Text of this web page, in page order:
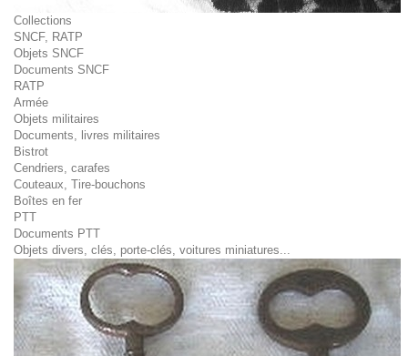
Collections
SNCF, RATP
Objets SNCF
Documents SNCF
RATP
Armée
Objets militaires
Documents, livres militaires
Bistrot
Cendriers, carafes
Couteaux, Tire-bouchons
Boîtes en fer
PTT
Documents PTT
Objets divers, clés, porte-clés, voitures miniatures...